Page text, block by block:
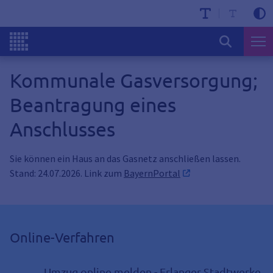
Kommunale Gasversorgung;
Beantragung eines
Anschlusses
Sie können ein Haus an das Gasnetz anschließen lassen.
Stand: 24.07.2026. Link zum BayernPortal
Online-Verfahren